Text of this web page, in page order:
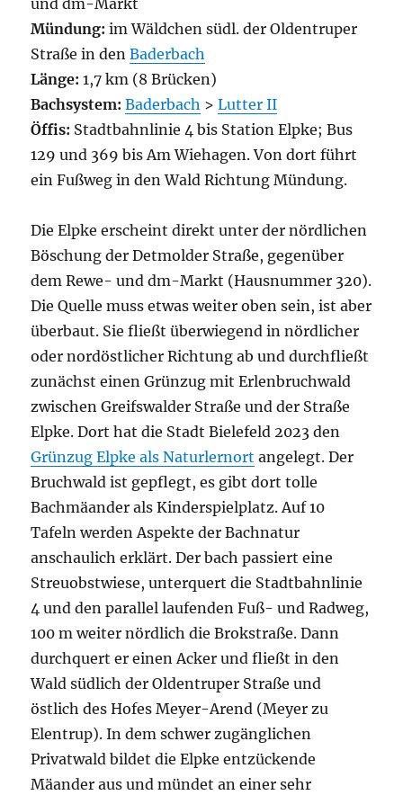
und dm-Markt
Mündung: im Wäldchen südl. der Oldentruper
Straße in denBaderbach
Länge:1,7 km (8 Brücken)
Bachsystem:Baderbach >Lutter II
Öffis: Stadtbahnlinie 4 bis Station Elpke; Bus
129 und 369 bis Am Wiehagen. Von dort führt
ein Fußweg in den Wald Richtung Mündung.
Die Elpke erscheint direkt unter der nördlichen
Böschung der Detmolder Straße, gegenüber
dem Rewe- und dm-Markt (Hausnummer 320).
Die Quelle muss etwas weiter oben sein, ist aber
überbaut. Sie fließt überwiegend in nördlicher
oder nordöstlicher Richtung ab und durchfließt
zunächst einen Grünzug mit Erlenbruchwald
zwischen Greifswalder Straße und der Straße
Elpke. Dort hat die Stadt Bielefeld 2023 den
Grünzug Elpke als Naturlernort angelegt. Der
Bruchwald ist gepflegt, es gibt dort tolle
Bachmäander als Kinderspielplatz. Auf 10
Tafeln werden Aspekte der Bachnatur
anschaulich erklärt. Der bach passiert eine
Streuobstwiese, unterquert die Stadtbahnlinie
4 und den parallel laufenden Fuß- und Radweg,
100 m weiter nördlich die Brokstraße. Dann
durchquert er einen Acker und fließt in den
Wald südlich der Oldentruper Straße und
östlich des Hofes Meyer-Arend (Meyer zu
Elentrup). In dem schwer zugänglichen
Privatwald bildet die Elpke entzückende
Mäander aus und mündet an einer sehr